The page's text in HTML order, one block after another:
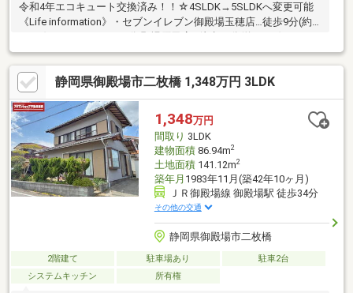
令和4年エコキュート交換済み！！☆4SLDK→5SLDKへ変更可能
《Life information》・セブンイレブン御殿場玉穂店…徒歩9分(約
ルシア御殿場西店…徒歩10分(約730m)・御殿場市立玉穂小学校…
徒歩21分(約1620m)・御殿場市立原里中学校…徒歩20分(約
1600m)■富士急モビリティバス 『ませ口』停より徒歩約3分■玉穂
小・原里中■契約不適合責任：免責■現況渡し
静岡県御殿場市二枚橋 1,348万円 3LDK
1,348万円
間取り 3LDK
建物面積86.94m2
土地面積141.12m2
築年月 1983年11月(築42年10ヶ月)
ＪＲ御殿場線 御殿場駅 徒歩34分
その他の交通
静岡県御殿場市二枚橋
2階建て 駐車場あり
駐車2台
システムキッチン
所有権